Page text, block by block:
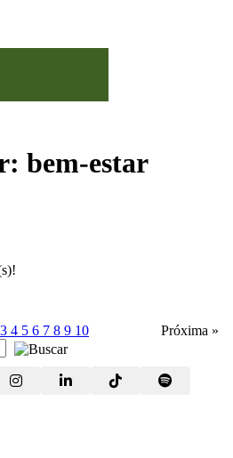
bem-estar
3 4 5 6 7 8 9 10 Próxima »